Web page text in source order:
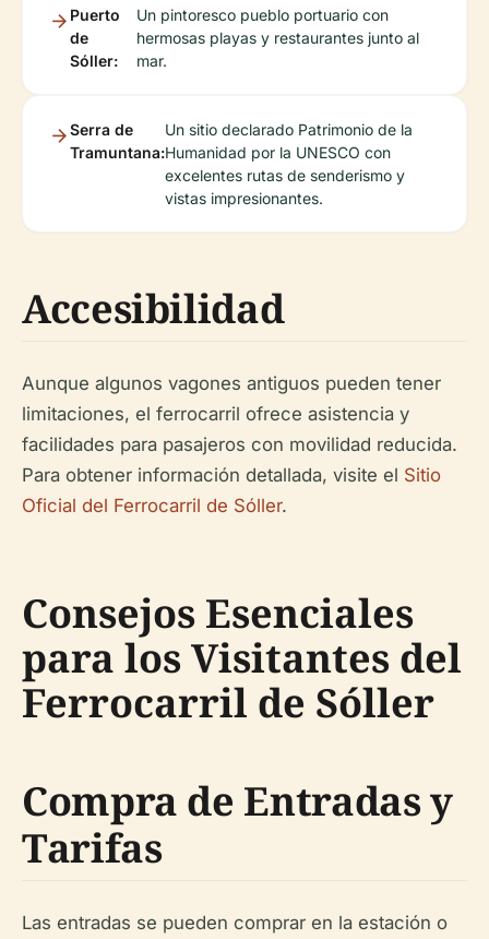
Puerto
de
Sóller:
Un pintoresco pueblo portuario con
hermosas playas y restaurantes junto al
mar.
Serra de
Tramuntana:
Un sitio declarado Patrimonio de la
Humanidad por la UNESCO con
excelentes rutas de senderismo y
vistas impresionantes.
Accesibilidad
Aunque algunos vagones antiguos pueden tener
limitaciones, el ferrocarril ofrece asistencia y
facilidades para pasajeros con movilidad reducida.
Para obtener información detallada, visite el Sitio
Oficial del Ferrocarril de Sóller.
Consejos Esenciales
para los Visitantes del
Ferrocarril de Sóller
Compra de Entradas y
Tarifas
Las entradas se pueden comprar en la estación o